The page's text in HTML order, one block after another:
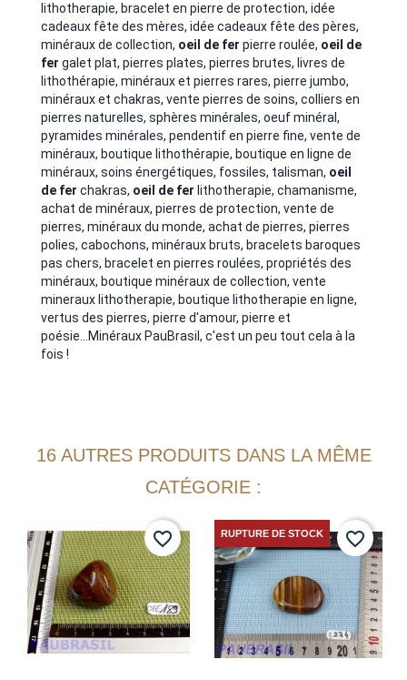
lithotherapie, bracelet en pierre de protection, idée
cadeaux fête des mères, idée cadeaux fête des pères,
minéraux de collection, oeil de fer pierre roulée, oeil de
fer galet plat, pierres plates, pierres brutes, livres de
lithothérapie, minéraux et pierres rares, pierre jumbo,
minéraux et chakras, vente pierres de soins, colliers en
pierres naturelles, sphères minérales, oeuf minéral,
pyramides minérales, pendentif en pierre fine, vente de
minéraux, boutique lithothérapie, boutique en ligne de
minéraux, soins énergétiques, fossiles, talisman, oeil
de fer chakras, oeil de fer lithotherapie, chamanisme,
achat de minéraux, pierres de protection, vente de
pierres, minéraux du monde, achat de pierres, pierres
polies, cabochons, minéraux bruts, bracelets baroques
pas chers, bracelet en pierres roulées, propriétés des
minéraux, boutique minéraux de collection, vente
mineraux lithotherapie, boutique lithotherapie en ligne,
vertus des pierres, pierre d'amour, pierre et
poésie...Minéraux PauBrasil, c'est un peu tout cela à la
fois !
16 AUTRES PRODUITS DANS LA MÊME
CATÉGORIE :
favorite_border RUPTURE DE STOCK favorite_border